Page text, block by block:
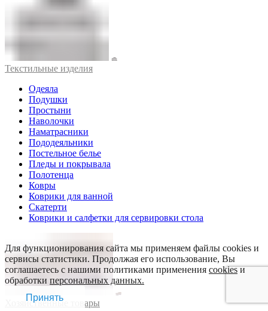
Текстильные изделия
Одеяла
Подушки
Простыни
Наволочки
Наматрасники
Пододеяльники
Постельное белье
Пледы и покрывала
Полотенца
Ковры
Коврики для ванной
Скатерти
Коврики и салфетки для сервировки стола
Хозяйственные товары
Для функционирования сайта мы применяем файлы cookies и
сервисы статистики. Продолжая его использование, Вы
соглашаетесь с нашими политиками применения cookiesи
обработки персональных данных.
Принять